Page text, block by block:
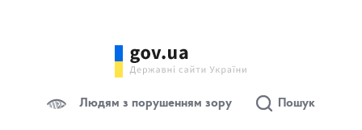
Людям з порушенням зору Пошук